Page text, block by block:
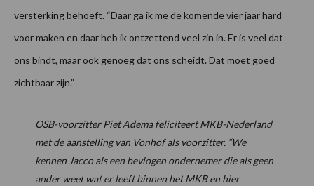
versterking behoeft. “Daar ga ik me de komende vier jaar hard
voor maken en daar heb ik ontzettend veel zin in. Er is veel dat
ons bindt, maar ook genoeg dat ons scheidt. Dat moet goed
zichtbaar zijn.”
OSB-voorzitter Piet Adema feliciteert MKB-Nederland
met de aanstelling van Vonhof als voorzitter. “We
kennen Jacco als een bevlogen ondernemer die als geen
ander weet wat er leeft binnen het MKB en hier